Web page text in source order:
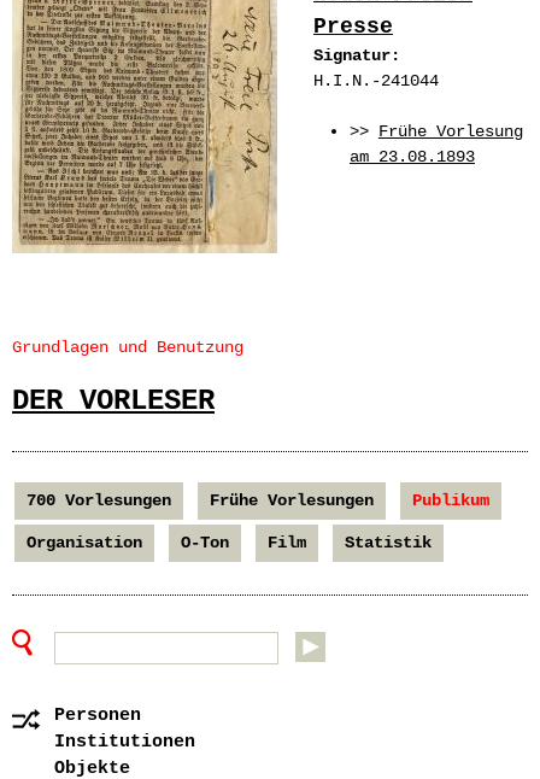
Presse
Signatur:
H.I.N.-241044
>> Frühe Vorlesung
am 23.08.1893
Grundlagen und Benutzung
DER VORLESER
700 Vorlesungen Frühe Vorlesungen Publikum
Organisation O-Ton Film Statistik
Personen
Institutionen
Objekte